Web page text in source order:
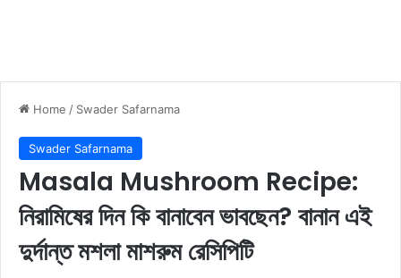
Home / Swader Safarnama
Swader Safarnama
Masala Mushroom Recipe:
নিরামিষের দিন কি বানাবেন ভাবছেন? বানান এই
দুর্দান্ত মশলা মাশরুম রেসিপিটি